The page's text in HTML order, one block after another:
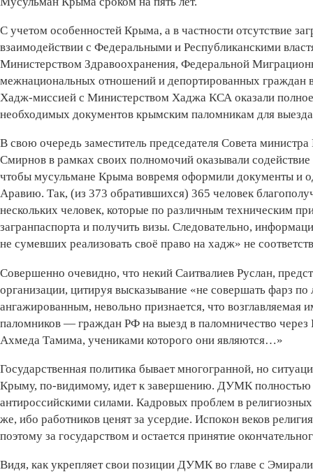
С учетом особенностей Крыма, а в частности отсутствие
взаимодействии с Федеральными и Республиканскими
Министерством Здравоохранения, Федеральной
межнациональных отношений и депортированных граждан
Хадж-миссией с Министерством Хаджа КСА оказали
необходимых документов крымским паломникам для
В свою очередь заместитель председателя Совета
Смирнов в рамках своих полномочий оказывали
чтобы мусульмане Крыма вовремя оформили документы и
Аравию. Так, (из 373 обратившихся) 365 человек
нескольких человек, которые по различным техническим
загранпаспорта и получить визы. Следовательно,
не сумевших реализовать своё право на хадж» не
Совершенно очевидно, что некий Саитвалиев Руслан,
организации, цитируя высказывание «не совершать фарз
ангажированным, невольно признается, что возглавляемая
паломников — граждан РФ на выезд в паломничество
Ахмеда Тамима, учениками которого они являются…»
Государственная политика бывает многогранной, но
Крыму, по-видимому, идет к завершению. ДУМК полностью
антироссийскими силами. Кадровых проблем в
же, ибо работников ценят за усердие. Испокон веков
поэтому за государством и остается принятие
Видя, как укрепляет свои позиции ДУМК во главе с